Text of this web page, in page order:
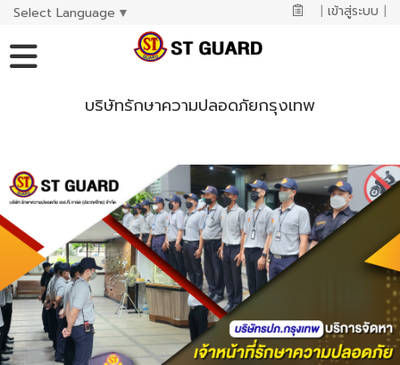
Select Language ▼ | เข้าสู่ระบบ |
บริษัทรักษาความปลอดภัยกรุงเทพ